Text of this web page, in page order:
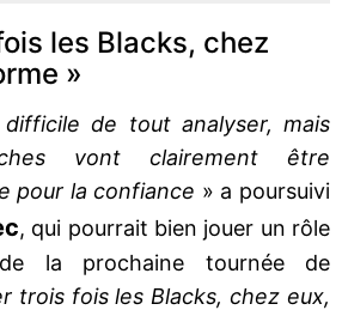
les Blacks, chez
»
de tout analyser, mais
vont clairement être
pour la confiance » a poursuivi
, qui pourrait bien jouer un rôle
la prochaine tournée de
trois fois les Blacks, chez eux,